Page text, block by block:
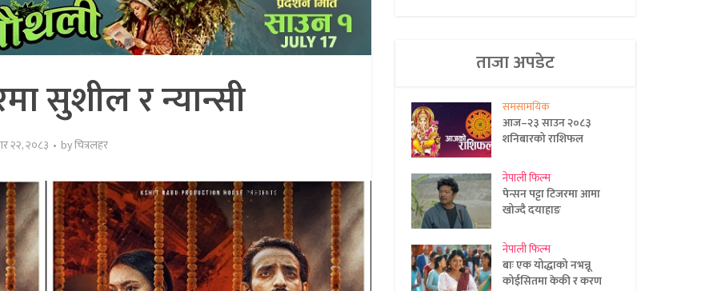
सुशील र न्यान्सी
२२, २०८३ byचित्रलहर
ताजा अपडेट
समसामयिक
आज–२३ साउन २०८३
शनिबारको राशिफल
नेपाली फिल्म
पेन्सन पट्टा टिजरमा आमा
खोज्दै दयाहाङ
नेपाली फिल्म
बाः एक योद्धाको नभन्नू
कोईसितमा केकी र करण